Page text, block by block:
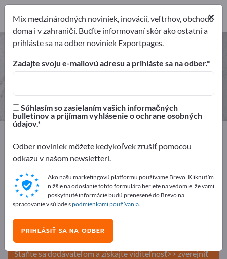
Termograficky papier – nájdite
výrobcov a dodávateľov
1
Špeciálne papiere
Termograficky papier
Inzerujte zadarmo na Exportpages!
Potreby – Ponuky – Použité tovary – Obchodné
kontakty >> začnite tu
Zverejnite svoju spoločnosť a svoje
produkty na Exportpages.
Staňte sa dodávateľom a získajte viditeľnosť>> zverejniť
×
Mix medzinárodných noviniek, inovácií, veľtrhov, obchodu
doma i v zahraničí. Buďte informovaní skôr ako ostatní a
prihláste sa na odber noviniek Exportpages.
Zadajte svoju e-mailovú adresu a prihláste sa na odber.
Súhlasím so zasielaním vašich informačných
bulletinov a prijímam vyhlásenie o ochrane osobných
údajov.
Odber noviniek môžete kedykoľvek zrušiť pomocou
odkazu v našom newsletteri.
Ako našu marketingovú platformu používame Brevo. Kliknutím
nižšie na odoslanie tohto formulára beriete na vedomie, že vami
poskytnuté informácie budú prenesené do Brevo na
spracovanie v súlade spodmienkami používania.
PRIHLÁSIŤ SA NA ODBER